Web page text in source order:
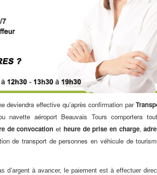
deviendra effective qu’après confirmation par
navette aéroport Beauvais Tours comportera
de convocation et heure de prise en charge,
detransport de personnes en véhicule de
d’argent à avancer, le paiement est à effectuer